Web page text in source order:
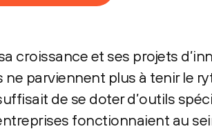
croissance et ses projets
parviennent plus à tenir le
de se doter d’outils
fonctionnaient au